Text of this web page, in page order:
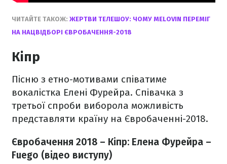
ЧИТАЙТЕ ТАКОЖ: ЖЕРТВИ ТЕЛЕШОУ: ЧОМУ MELOVIN ПЕРЕМІГ
НА НАЦВІДБОРІ ЄВРОБАЧЕННЯ-2018
Кіпр
Пісню з етно-мотивами співатиме
вокалістка Елені Фурейра. Співачка з
третьої спроби виборола можливість
представляти країну на Євробаченні-2018.
Євробачення 2018 – Кіпр: Елена Фурейра –
Fuego (відео виступу)